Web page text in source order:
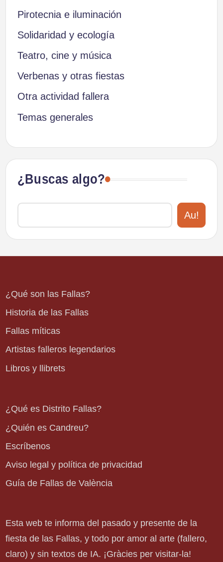
Pirotecnia e iluminación
Solidaridad y ecología
Teatro, cine y música
Verbenas y otras fiestas
Otra actividad fallera
Temas generales
¿Buscas algo?
Au!
¿Qué son las Fallas?
Historia de las Fallas
Fallas míticas
Artistas falleros legendarios
Libros y llibrets
¿Qué es Distrito Fallas?
¿Quién es Candreu?
Escríbenos
Aviso legal y política de privacidad
Guía de Fallas de València
Esta web te informa del pasado y presente de la
fiesta de las Fallas, y todo por amor al arte (fallero,
claro) y sin textos de IA. ¡Gràcies per visitar-la!